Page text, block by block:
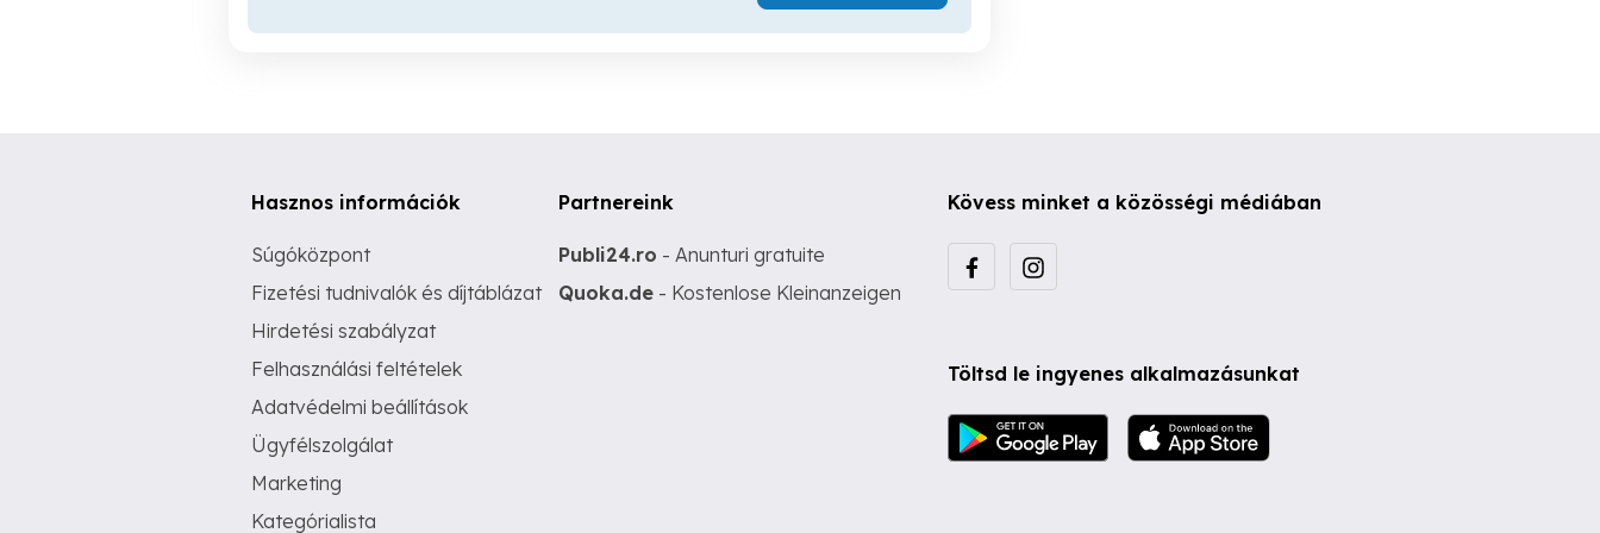
Hasznos információk
Súgóközpont
Fizetési tudnivalók és díjtáblázat
Hirdetési szabályzat
Felhasználási feltételek
Adatvédelmi beállítások
Ügyfélszolgálat
Marketing
Kategórialista
Partnereink
Publi24.ro - Anunturi gratuite
Quoka.de - Kostenlose Kleinanzeigen
Kövess minket a közösségi médiában
Töltsd le ingyenes alkalmazásunkat